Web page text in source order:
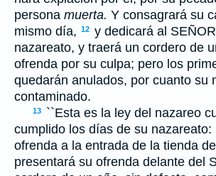
persona muerta. Y consagrará su
mismo día, 12 y dedicará al SEÑOR
nazareato, y traerá un cordero de
ofrenda por su culpa; pero los
quedarán anulados, por cuanto su
contaminado.
13
``Esta es la ley del nazareo
cumplido los días de su nazareato:
ofrenda a la entrada de la tienda
presentará su ofrenda delante del